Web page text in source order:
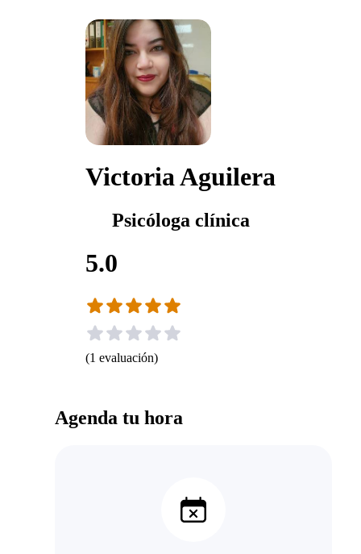
Victoria Aguilera
Psicóloga clínica
5.0
(1 evaluación)
Agenda tu hora